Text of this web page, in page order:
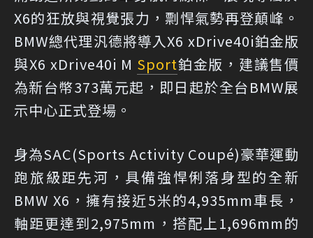
X6的狂放與視覺張力，剽悍氣勢再登顛峰。
BMW總代理汎德將導入X6 xDrive40i鉑金版
與X6 xDrive40i M Sport鉑金版，建議售價
為新台幣373萬元起，即日起於全台BMW展
示中心正式登場。
身為SAC(Sports Activity Coupé)豪華運動
跑旅級距先河，具備強悍俐落身型的全新
BMW X6，擁有接近5米的4,935mm車長，
軸距更達到2,975mm，搭配上1,696mm的